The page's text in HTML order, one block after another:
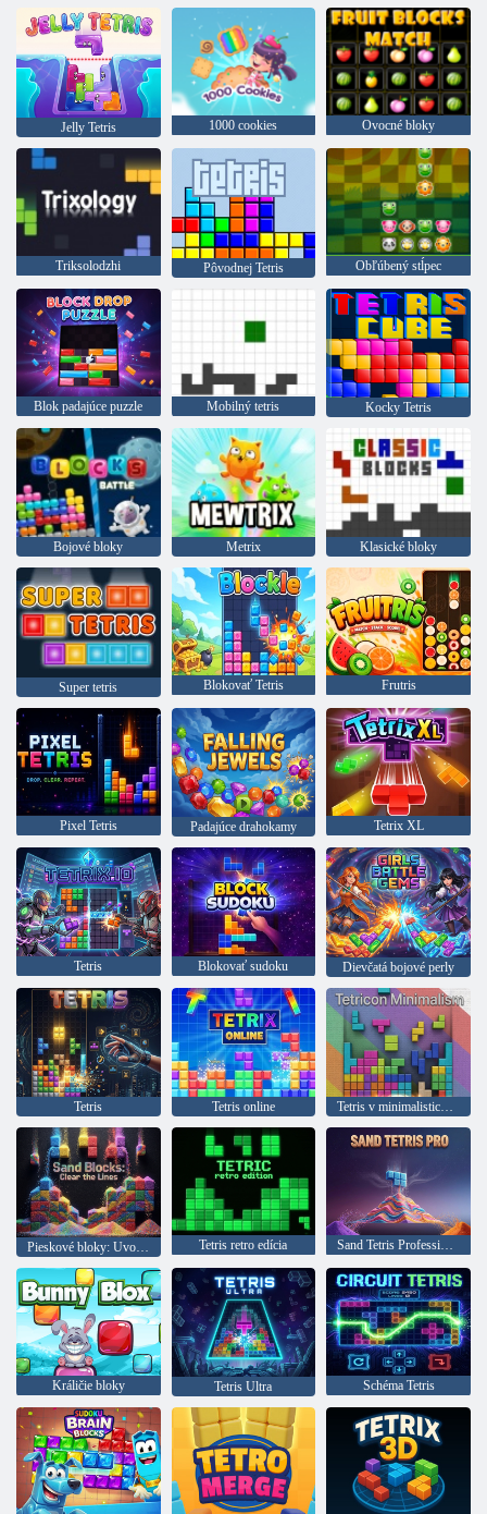
Jelly Tetris 1000 cookies Ovocné bloky
Triksolodzhi Pôvodnej Tetris Obľúbený stĺpec
Blok padajúce puzzle Mobilný tetris Kocky Tetris
Bojové bloky Metrix Klasické bloky
Super tetris Blokovať Tetris Frutris
Pixel Tetris Padajúce drahokamy Tetrix XL
Tetris Blokovať sudoku Dievčatá bojové perly
Tetris Tetris online
Tetris retro edícia Sand Tetris Professional
Králičie bloky Tetris Ultra Schéma Tetris